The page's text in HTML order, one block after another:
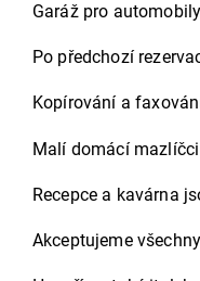
Garáž pro
Po předchozí
Kopírování a
Malí domácí
Recepce a kavárna
Akceptujeme